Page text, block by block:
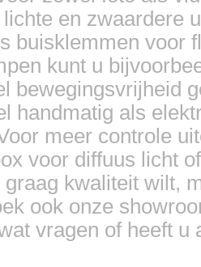
lichte en zwaardere
buisklemmen voor
kunt u
bewegingsvrijheid
handmatig als
meer controle
voor diffuus licht
kwaliteit wilt,
ook onze
vragen of heeft